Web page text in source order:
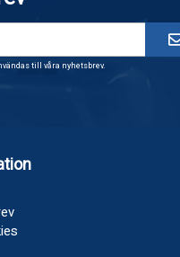
till våra nyhetsbrev.